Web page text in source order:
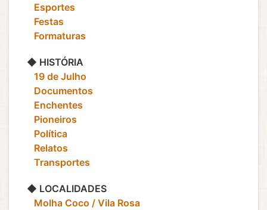
‎ ‎ ‎ Esportes
‎ ‎ ‎ Festas
‎ ‎ ‎ Formaturas
◆ HISTÓRIA
‎ ‎ ‎ 19 de Julho
‎ ‎ ‎ Documentos
‎ ‎ ‎ Enchentes
‎ ‎ ‎ Pioneiros
‎ ‎ ‎ Política
‎ ‎ ‎ Relatos
‎ ‎ ‎ Transportes
◆ LOCALIDADES
‎ ‎ ‎ Molha Coco / Vila Rosa